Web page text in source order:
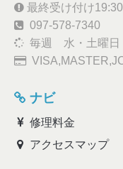
最終受け付け19:30
097-578-7340
毎週 水・土曜日
ナビ
修理料金
アクセスマップ